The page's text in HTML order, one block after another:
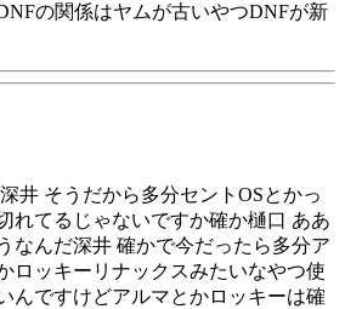
の関係はヤムが古いやつDNFが新
井 そうだから多分セントOSとかっ
れてるじゃないですか確か樋口 ああ
なんだ深井 確かで今だったら多分ア
ロッキーリナックスみたいなやつ使
んですけどアルマとかロッキーは確